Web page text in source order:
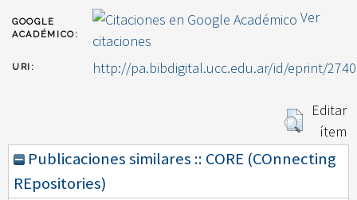
GOOGLE
ACADÉMICO:
Ver
citaciones
URI: http://pa.bibdigital.ucc.edu.ar/id/eprint/2740
Editar
ítem
Publicaciones similares :: CORE (COnnecting
REpositories)